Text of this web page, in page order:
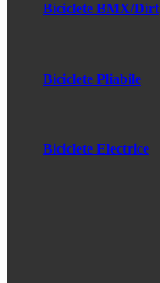
Biciclete BMX/Dirt
Biciclete Pliabile
Biciclete Electrice